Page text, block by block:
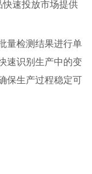
速投放市场提供
量检测结果进行单
速识别生产中的变
保生产过程稳定可